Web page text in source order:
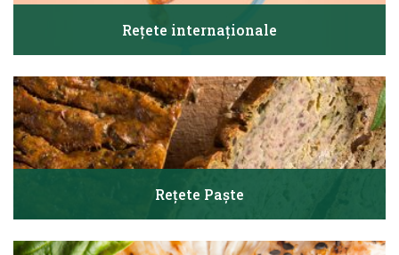
Rețete internaționale
Rețete Paște